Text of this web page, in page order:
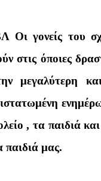
Οι γονείς του
στις όποιες
μεγαλύτερη
, τα παιδιά
παιδιά μας.